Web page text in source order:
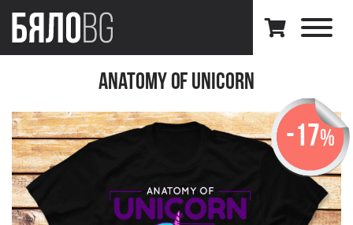
Anatomy Of Unicorn
-17%